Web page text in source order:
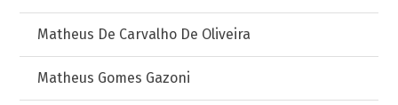
Matheus De Carvalho De Oliveira
Matheus Gomes Gazoni